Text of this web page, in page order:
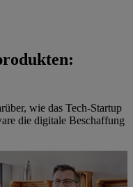
wie das Tech-Startup
die digitale Beschaffung